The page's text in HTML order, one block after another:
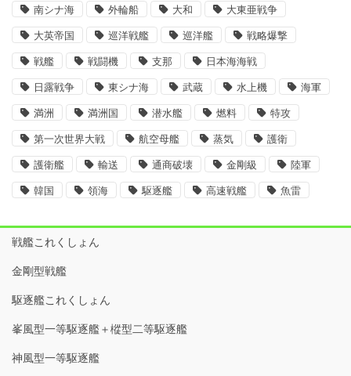
南シナ海 外輪船 大和 大東亜戦争
大英帝国 巡洋戦艦 巡洋艦 戦略爆撃
戦艦 戦闘機 支那 日本海海戦
日露戦争 東シナ海 武蔵 水上機 海軍
満洲 満洲国 潜水艦 燃料 特攻
第一次世界大戦 航空母艦 蒸気 護衛
護衛艦 輸送 通商破壊 金剛級 陸軍
韓国 領海 駆逐艦 高速戦艦 魚雷
戦艦これくしょん
金剛型戦艦
駆逐艦これくしょん
峯風型一等駆逐艦＋樅型二等駆逐艦
神風型一等駆逐艦